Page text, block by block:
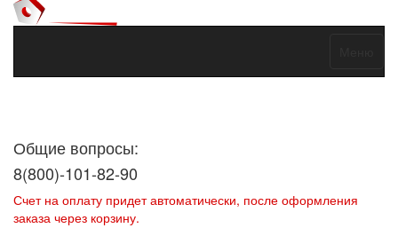
Общие вопросы:
8(800)-101-82-90
Счет на оплату придет автоматически, после оформления
заказа через корзину.